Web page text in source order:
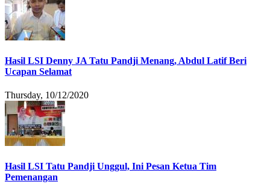
Hasil LSI Denny JA Tatu Pandji Menang, Abdul Latif Beri
Ucapan Selamat
Thursday, 10/12/2020
Hasil LSI Tatu Pandji Unggul, Ini Pesan Ketua Tim
Pemenangan